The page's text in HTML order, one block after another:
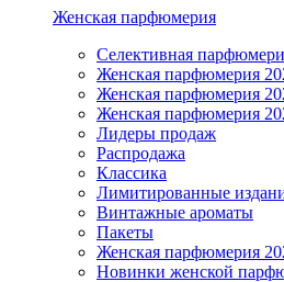
Женская парфюмерия
Селективная
Женская парфюмерия
Женская парфюмерия
Женская парфюмерия
Лидеры продаж
Распродажа
Классика
Лимитированные
Винтажные ароматы
Пакеты
Женская парфюмерия
Новинки женской